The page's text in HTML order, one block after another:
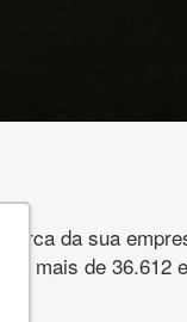
da sua
mais de 36.612